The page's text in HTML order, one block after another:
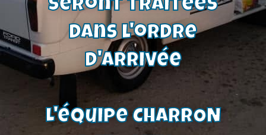
seront traitées
dans l'ordre
d'arrivée
L'équipe CHARRON